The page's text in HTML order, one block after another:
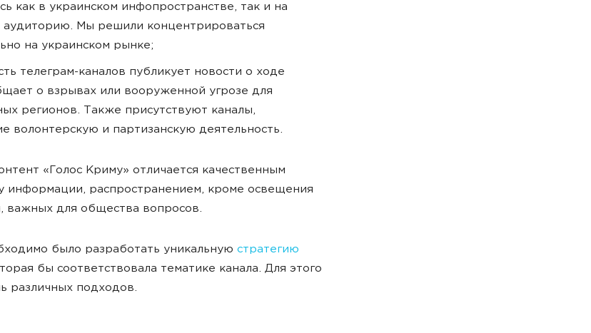
как в украинском инфопространстве, так и на
аудиторию. Мы решили концентрироваться
на украинском рынке;
телеграм-каналов публикует новости о ходе
о взрывах или вооруженной угрозе для
регионов. Также присутствуют каналы,
волонтерскую и партизанскую деятельность.
«Голос Криму» отличается качественным
информации, распространением, кроме освещения
важных для общества вопросов.
было разработать уникальную стратегию
бы соответствовала тематике канала. Для этого
различных подходов.